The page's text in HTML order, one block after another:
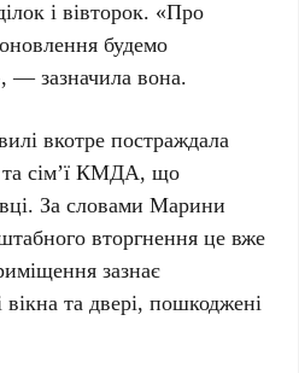
івівторок. «Про
будемо
— зазначила вона.
вкотре постраждала
сім’ї КМДА, що
. За словамиМарини
вторгнення це вже
зазнає
та двері, пошкоджені